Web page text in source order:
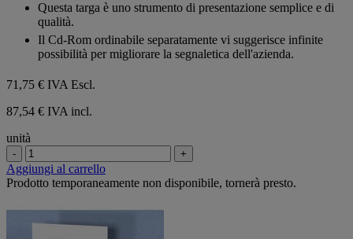
Questa targa è uno strumento di presentazione semplice e di
qualità.
Il Cd-Rom ordinabile separatamente vi suggerisce infinite
possibilità per migliorare la segnaletica dell'azienda.
71,75 € IVA Escl.
87,54 € IVA incl.
unità
- +
Aggiungi al carrello
Prodotto temporaneamente non disponibile, tornerà presto.